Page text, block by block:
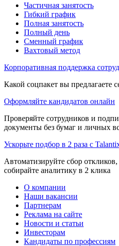
Частичная занятость
Гибкий график
Полная занятость
Полный день
Сменный график
Вахтовый метод
Корпоративная поддержка
Какой соцпакет вы предлагаете
Оформляйте кандидатов онлайн
Проверяйте сотрудников и
документы без бумаг и личных
Ускорьте подбор в 2 раза с
Автоматизируйте сбор
собирайте аналитику в 2 клика
О компании
Наши вакансии
Партнерам
Реклама на сайте
Новости и статьи
Инвесторам
Кандидаты по профессиям